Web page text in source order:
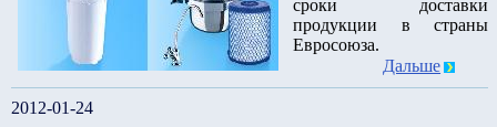
сроки доставки
продукции в страны
Евросоюза.
Дальше
2012-01-24